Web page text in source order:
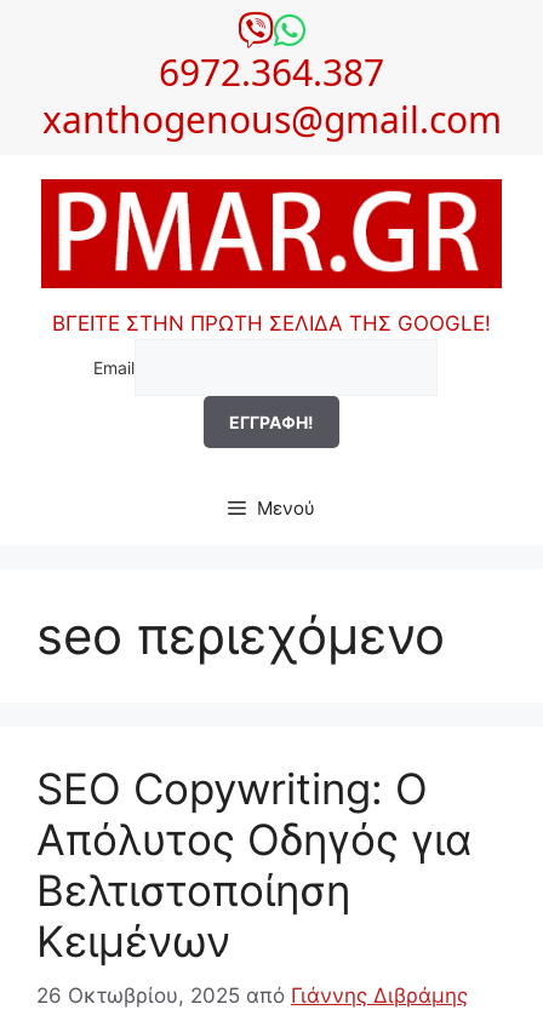
6972.364.387
xanthogenous@gmail.com
ΒΓΕΙΤΕ ΣΤΗΝ ΠΡΩΤΗ ΣΕΛΙΔΑ ΤΗΣ GOOGLE!
Email
Μενού
seo περιεχόμενο
SEO Copywriting: Ο
Απόλυτος Οδηγός για
Βελτιστοποίηση
Κειμένων
26 Οκτωβρίου, 2025 από Γιάννης Διβράμης